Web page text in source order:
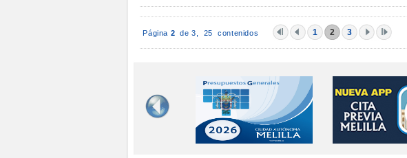
Página 2 de 3, 25 contenidos 1 2 3